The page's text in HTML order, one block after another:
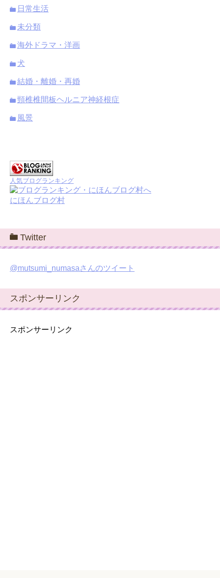
日常生活
未分類
海外ドラマ・洋画
犬
結婚・離婚・再婚
頸椎椎間板ヘルニア神経根症
風景
人気ブログランキング
にほんブログ村
Twitter
@mutsumi_numasaさんのツイート
スポンサーリンク
スポンサーリンク